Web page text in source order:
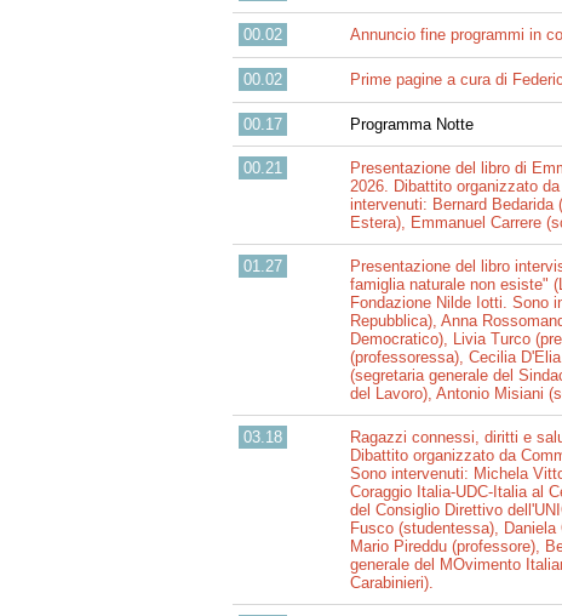
00.02 Annuncio fine programmi in
00.02 Prime pagine a cura di
00.17 Programma Notte
00.21
Presentazione del libro di
2026. Dibattito organizzato
intervenuti: Bernard
Estera), Emmanuel Carrere
01.27
Presentazione del libro
famiglia naturale non esiste"
Fondazione Nilde Iotti. Sono
Repubblica), Anna
Democratico), Livia Turco
(professoressa), Cecilia
(segretaria generale del
del Lavoro), Antonio Misiani
03.18
Ragazzi connessi, diritti e
Dibattito organizzato da
Sono intervenuti: Michela
Coraggio Italia-UDC-Italia al
del Consiglio Direttivo
Fusco (studentessa),
Mario Pireddu (professore),
generale del MOvimento
Carabinieri).